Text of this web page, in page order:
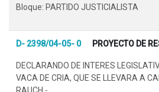
Bloque: PARTIDO JUSTICIALISTA
D- 2398/04-05- 0 PROYECTO DE
DECLARANDO DE INTERES
VACA DE CRIA, QUE SE LLEVARA A
RAUCH.-.